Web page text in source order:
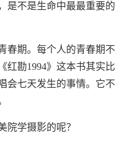
是不是生命中最最重要的
春期。每个人的青春期不
红勘1994》这本书其实比
会七天发生的事情。它不
院学摄影的呢？